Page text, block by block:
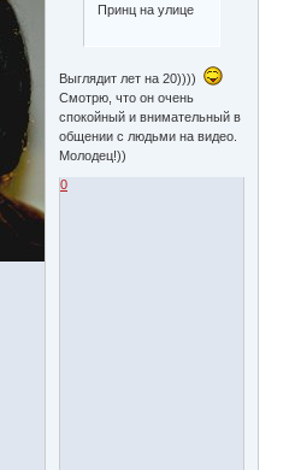
Принц на улице
Выглядит лет на 20))))
Смотрю, что он очень
спокойный и внимательный в
общении с людьми на видео.
Молодец!))
0